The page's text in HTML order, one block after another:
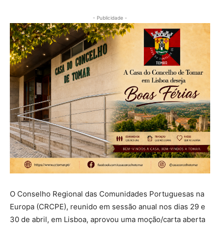
- Publicidade -
O Conselho Regional das Comunidades Portuguesas na
Europa (CRCPE), reunido em sessão anual nos dias 29 e
30 de abril, em Lisboa, aprovou uma moção/carta aberta